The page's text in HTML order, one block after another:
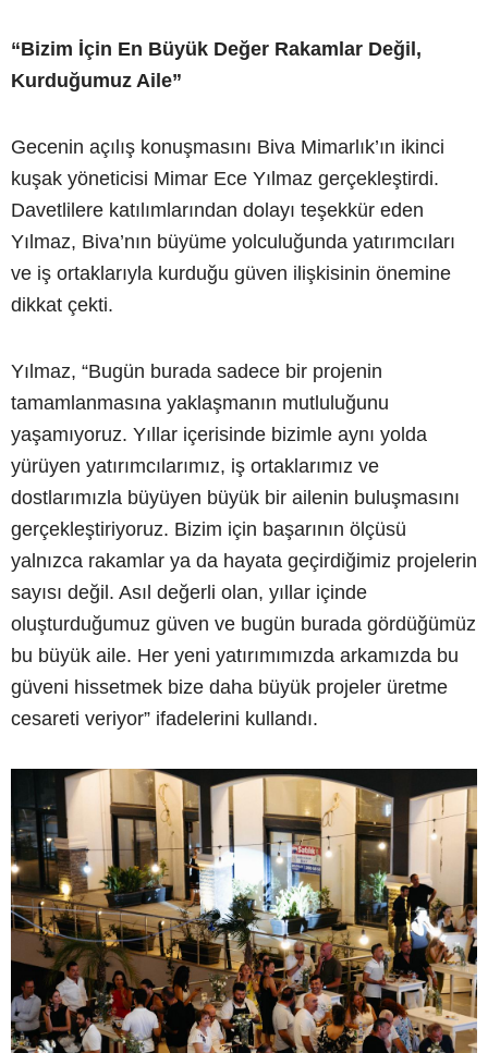
“Bizim İçin En Büyük Değer Rakamlar Değil,
Kurduğumuz Aile”
Gecenin açılış konuşmasını Biva Mimarlık’ın ikinci
kuşak yöneticisi Mimar Ece Yılmaz gerçekleştirdi.
Davetlilere katılımlarından dolayı teşekkür eden
Yılmaz, Biva’nın büyüme yolculuğunda yatırımcıları
ve iş ortaklarıyla kurduğu güven ilişkisinin önemine
dikkat çekti.
Yılmaz, “Bugün burada sadece bir projenin
tamamlanmasına yaklaşmanın mutluluğunu
yaşamıyoruz. Yıllar içerisinde bizimle aynı yolda
yürüyen yatırımcılarımız, iş ortaklarımız ve
dostlarımızla büyüyen büyük bir ailenin buluşmasını
gerçekleştiriyoruz. Bizim için başarının ölçüsü
yalnızca rakamlar ya da hayata geçirdiğimiz projelerin
sayısı değil. Asıl değerli olan, yıllar içinde
oluşturduğumuz güven ve bugün burada gördüğümüz
bu büyük aile. Her yeni yatırımımızda arkamızda bu
güveni hissetmek bize daha büyük projeler üretme
cesareti veriyor” ifadelerini kullandı.